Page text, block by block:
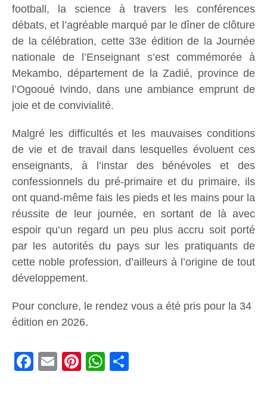
football, la science à travers les conférences
débats, et l’agréable marqué par le dîner de clôture
de la célébration, cette 33e édition de la Journée
nationale de l’Enseignant s’est commémorée à
Mekambo, département de la Zadié, province de
l’Ogooué Ivindo, dans une ambiance emprunt de
joie et de convivialité.
Malgré les difficultés et les mauvaises conditions
de vie et de travail dans lesquelles évoluent ces
enseignants, à l’instar des bénévoles et des
confessionnels du pré-primaire et du primaire, ils
ont quand-même fais les pieds et les mains pour la
réussite de leur journée, en sortant de là avec
espoir qu’un regard un peu plus accru soit porté
par les autorités du pays sur les pratiquants de
cette noble profession, d’ailleurs à l’origine de tout
développement.
Pour conclure, le rendez vous a été pris pour la 34
édition en 2026.
Facebook
Email PinterestWhatsApp